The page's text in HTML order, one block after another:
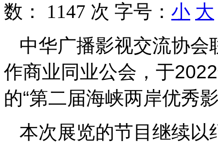
数： 1147 次 字号： 小 大
中华广播影视交流协
作商业同业公会，于
的“第二届海峡两岸优秀
本次展览的节目继续以